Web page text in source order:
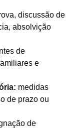
discussão de
absolvição
de
e
medidas
de prazo ou
de